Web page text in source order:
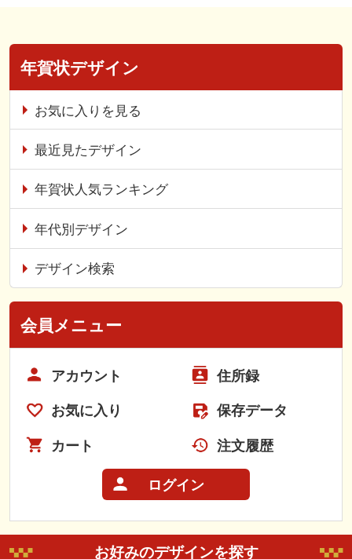
年賀状デザイン
お気に入りを見る
最近見たデザイン
年賀状人気ランキング
年代別デザイン
デザイン検索
会員メニュー
アカウント 住所録
お気に入り 保存データ
カート 注文履歴
ログイン
お好みのデザインを探す